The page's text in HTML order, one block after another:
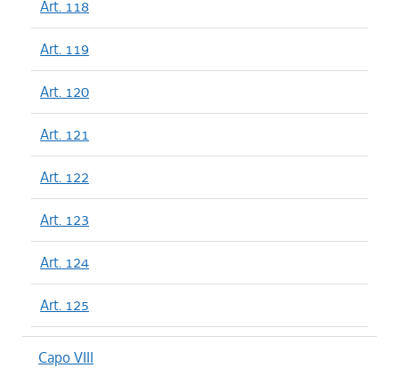
Art. 118
Art. 119
Art. 120
Art. 121
Art. 122
Art. 123
Art. 124
Art. 125
Capo VIII